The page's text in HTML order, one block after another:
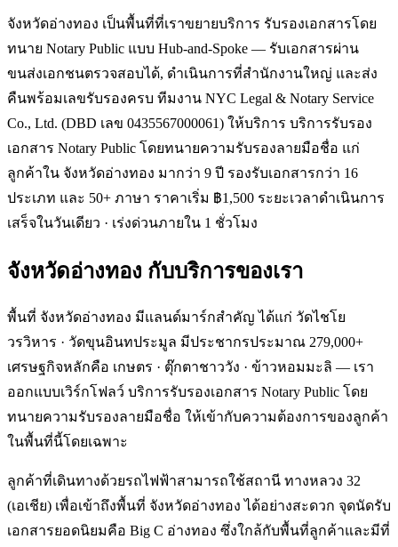
จังหวัดอ่างทอง เป็นพื้นที่ที่เราขยายบริการ รับรองเอกสารโดย
ทนาย Notary Public แบบ Hub-and-Spoke — รับเอกสารผ่าน
ขนส่งเอกชนตรวจสอบได้, ดำเนินการที่สำนักงานใหญ่ และส่ง
คืนพร้อมเลขรับรองครบ ทีมงาน NYC Legal & Notary Service
Co., Ltd. (DBD เลข 0435567000061) ให้บริการ บริการรับรอง
เอกสาร Notary Public โดยทนายความรับรองลายมือชื่อ แก่
ลูกค้าใน จังหวัดอ่างทอง มากว่า 9 ปี รองรับเอกสารกว่า 16
ประเภท และ 50+ ภาษา ราคาเริ่ม ฿1,500 ระยะเวลาดำเนินการ
เสร็จในวันเดียว · เร่งด่วนภายใน 1 ชั่วโมง
จังหวัดอ่างทอง กับบริการของเรา
พื้นที่ จังหวัดอ่างทอง มีแลนด์มาร์กสำคัญ ได้แก่ วัดไชโย
วรวิหาร · วัดขุนอินทประมูล มีประชากรประมาณ 279,000+
เศรษฐกิจหลักคือ เกษตร · ตุ๊กตาชาววัง · ข้าวหอมมะลิ — เรา
ออกแบบเวิร์กโฟลว์ บริการรับรองเอกสาร Notary Public โดย
ทนายความรับรองลายมือชื่อ ให้เข้ากับความต้องการของลูกค้า
ในพื้นที่นี้โดยเฉพาะ
ลูกค้าที่เดินทางด้วยรถไฟฟ้าสามารถใช้สถานี ทางหลวง 32
(เอเชีย) เพื่อเข้าถึงพื้นที่ จังหวัดอ่างทอง ได้อย่างสะดวก จุดนัดรับ
เอกสารยอดนิยมคือ Big C อ่างทอง ซึ่งใกล้กับพื้นที่ลูกค้าและมีที่